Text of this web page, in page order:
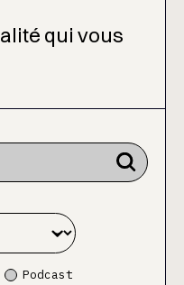
qui vous
Podcast